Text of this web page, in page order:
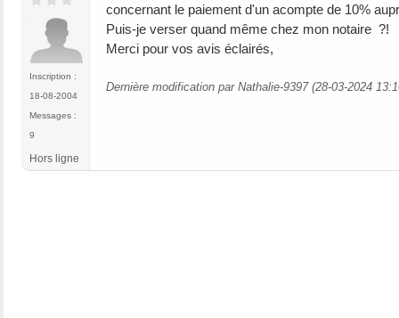
Inscription :
18-08-2004
Messages :
9
concernant le paiement d'un acompte de 10%
Puis-je verser quand même chez mon notaire ?!
Merci pour vos avis éclairés,
Dernière modification par Nathalie-9397 (28-03-2024
Hors ligne